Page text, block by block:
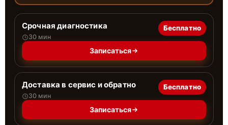
Срочная диагностика
30 мин
Бесплатно
Записаться
Доставка в сервис и обратно
30 мин
Бесплатно
Записаться